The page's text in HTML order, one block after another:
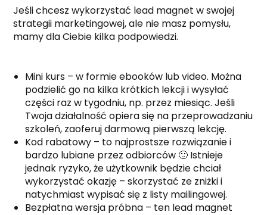
Jeśli chcesz wykorzystać lead magnet w swojej
strategii marketingowej, ale nie masz pomysłu,
mamy dla Ciebie kilka podpowiedzi.
Mini kurs – w formie ebooków lub video. Można
podzielić go na kilka krótkich lekcji i wysyłać
części raz w tygodniu, np. przez miesiąc. Jeśli
Twoja działalność opiera się na przeprowadzaniu
szkoleń, zaoferuj darmową pierwszą lekcję.
Kod rabatowy – to najprostsze rozwiązanie i
bardzo lubiane przez odbiorców 🙂 Istnieje
jednak ryzyko, że użytkownik będzie chciał
wykorzystać okazję – skorzystać ze zniżki i
natychmiast wypisać się z listy mailingowej.
Bezpłatna wersja próbna – ten lead magnet